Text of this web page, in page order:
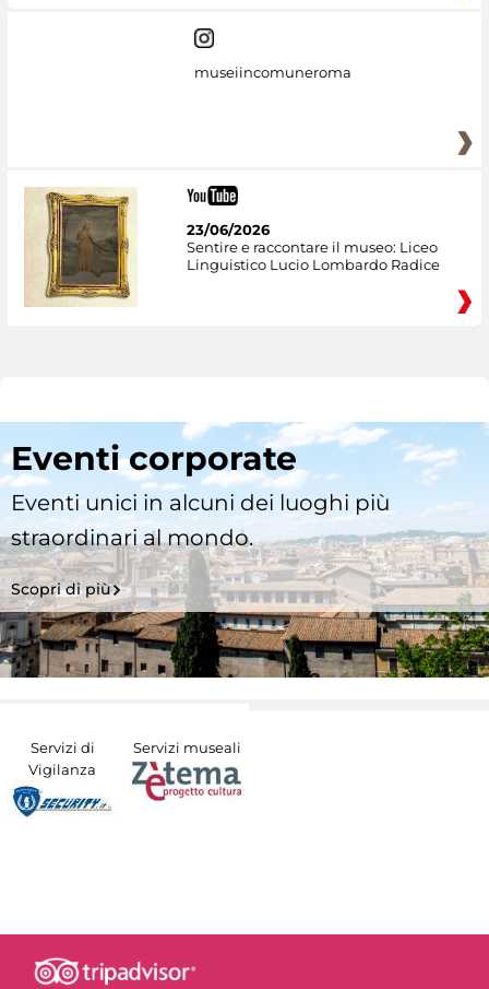
museiincomuneroma
23/06/2026
Sentire e raccontare il museo: Liceo
Linguistico Lucio Lombardo Radice
Eventi corporate
Eventi unici in alcuni dei luoghi più
straordinari al mondo.
Scopri di più
Servizi di
Vigilanza
Servizi museali